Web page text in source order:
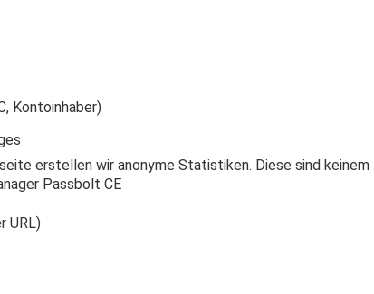
Passbolt CE
Kontoinhaber)
erstellen wir anonyme Statistiken. Diese sind
URL)